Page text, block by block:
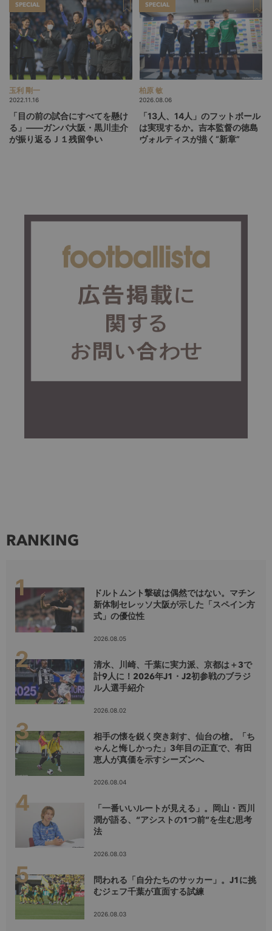
SPECIAL
玉利 剛一
2022.11.16
「目の前の試合にすべてを懸け
る」――ガンバ大阪・黒川圭介
が振り返るＪ１残留争い
SPECIAL
柏原 敏
2026.08.06
「13人、14人」のフットボール
は実現するか。吉本監督の徳島
ヴォルティスが描く“新章”
RANKING
ドルトムント撃破は偶然ではない。マチン
新体制セレッソ大阪が示した「スペイン方
式」の優位性
2026.08.05
清水、川崎、千葉に実力派、京都は＋3で
計9人に！2026年J1・J2初参戦のブラジ
ル人選手紹介
2026.08.02
相手の懐を鋭く突き刺す、仙台の槍。「ち
ゃんと悔しかった」3年目の正直で、有田
恵人が真価を示すシーズンへ
2026.08.04
「一番いいルートが見える」。岡山・西川
潤が語る、“アシストの1つ前”を生む思考
法
2026.08.03
問われる「自分たちのサッカー」。J1に挑
むジェフ千葉が直面する試練
2026.08.03